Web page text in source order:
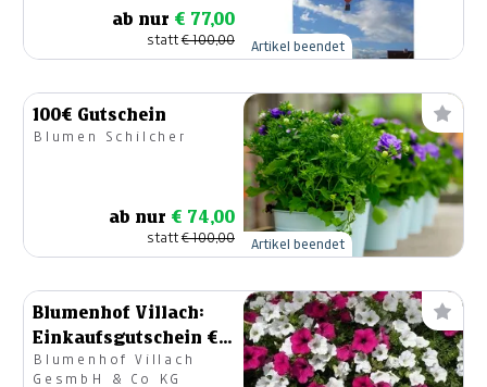
ab nur € 77,00
statt€ 100,00 Artikel beendet
100€ Gutschein
Blumen Schilcher
ab nur € 74,00
statt€ 100,00 Artikel beendet
Blumenhof Villach:
Einkaufsgutschein €
100.-
Blumenhof Villach
GesmbH & Co KG